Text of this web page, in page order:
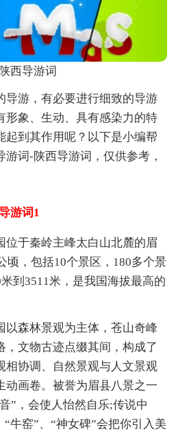
西导游词
导游，有必要进行细致的导游
形象、生动、具有感染力的特
起到其作用呢？以下是小编帮
词-陕西导游词，仅供参考，
游词1
位于秦岭主峰太白山北麓的眉
顷，包括10个景区，180多个景
到3511米，是我国海拔最高的
以森林景观为主体，苍山奇峰
，文物古迹点缀其间，构成了
相协调、自然景观与人文景观
动画卷。被誉为眉县八景之一
”，会使人怡然自乐;传说中
“牛窑”、“神女碑”会把你引入美